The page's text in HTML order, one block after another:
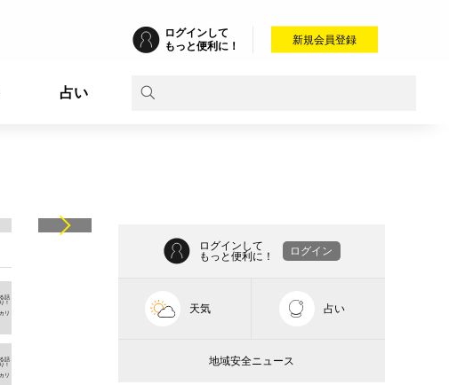
ログインして
もっと便利に！
新規会員登録
占い
ログインして
もっと便利に！
ログイン
天気 占い
地域安全ニュース